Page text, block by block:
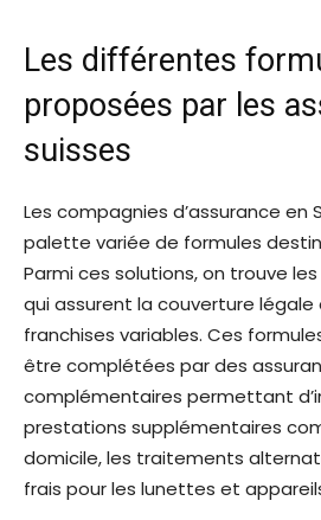
Les différentes
proposées par les
suisses
Les compagnies d’assurance en
palette variée de formules
Parmi ces solutions, on trouve
qui assurent la couverture
franchises variables. Ces
être complétées par des
complémentaires permettant
prestations supplémentaires
domicile, les traitements
frais pour les lunettes et